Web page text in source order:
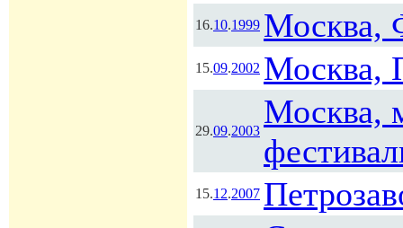
16.10.1999 Москва,
15.09.2002 Москва,
29.09.2003
Москва,
15.12.2007